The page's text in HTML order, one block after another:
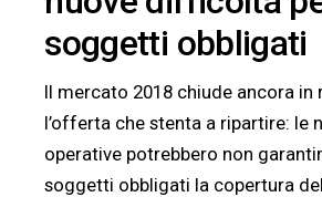
soggetti obbligati
Il mercato 2018 chiude ancora in
l’offerta che stenta a ripartire: le
operative potrebbero non
soggetti obbligati la copertura